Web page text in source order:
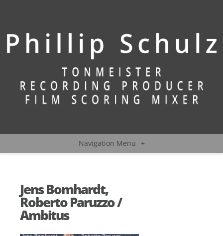
Navigation Menu +
Jens Bomhardt,
Roberto Paruzzo /
Ambitus